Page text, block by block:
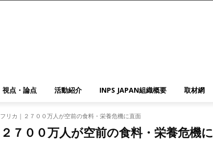
視点・論点 活動紹介 INPS JAPAN組織概要 取材網
リカ｜２７００万人が空前の食料・栄養危機に直面
７００万人が空前の食料・栄養危機に